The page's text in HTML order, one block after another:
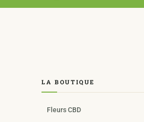
LA BOUTIQUE
Fleurs CBD